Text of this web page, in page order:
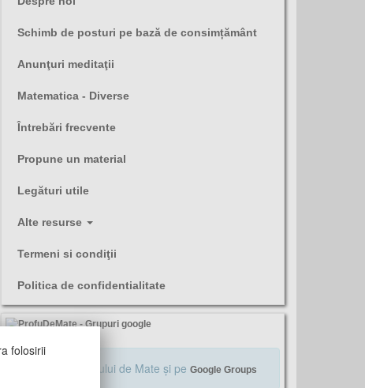
Schimb de posturi pe bază de consimțământ
Anunţuri meditaţii
Matematica - Diverse
Întrebări frecvente
Propune un material
Legături utile
Alte resurse
Termeni si condiţii
Politica de confidentialitate
Alăturaţi-vă Profului de Mate şi pe Google Groups
folosirii